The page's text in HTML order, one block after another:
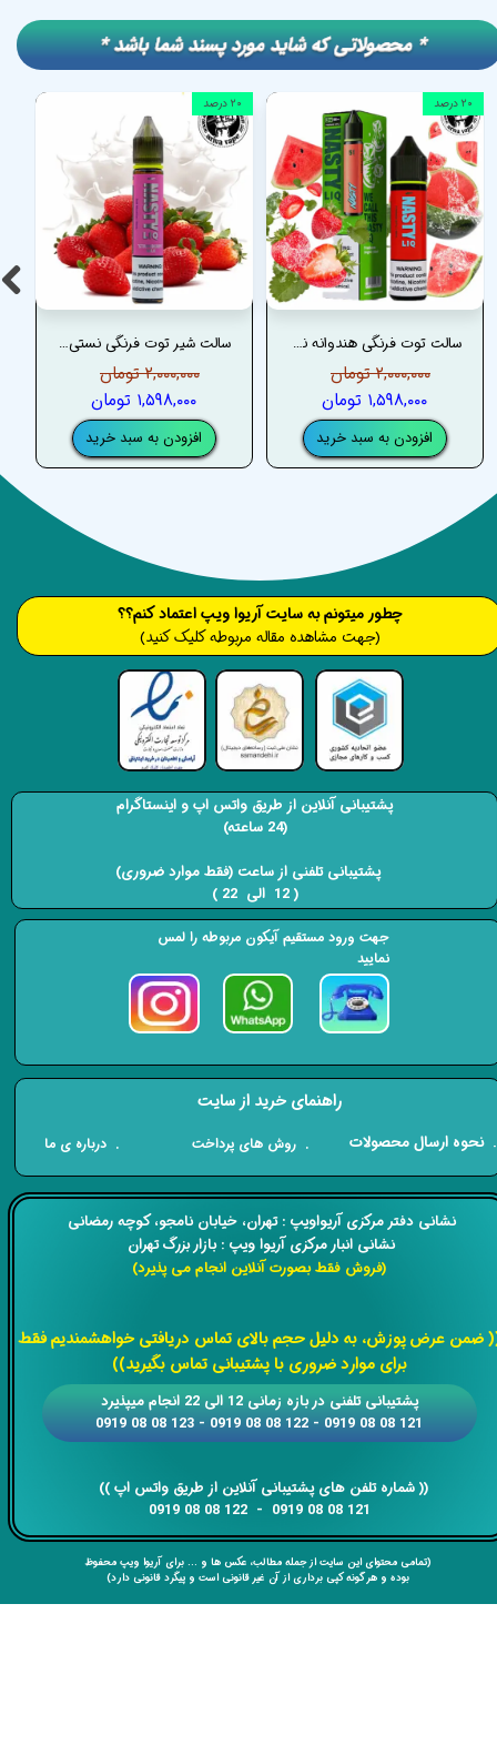
سالت شیر توت فرنگی نستی –NASTY STRAWBERRY MILK SALT
۲,۰۰۰,۰۰۰ تومان
۱,۵۹۸,۰۰۰ تومان
افزودن به سبد خرید
۲۰ درصد
سالت توت فرنگی هندوانه نستی –NASTY STRAWBERRY WATERMELON SALT
۲,۰۰۰,۰۰۰ تومان
۱,۵۹۸,۰۰۰ تومان
افزودن به سبد خرید
۲۰ درصد
​​* محصولاتی که شاید مورد پسند شما باشد *
​​نشانی دفتر مرکزی آریواویپ : تهران، خیابان نامجو،کوچه رمضانی
نشانی انبار مرکزی آریوا ویپ : بازار بزرگ تهران
(فروش فقط بصورت آنلاین انجام می پذیرد)
ضمن عرض پوزش، به دلیل حجم بالای تماس دریافتی خواهشمندیم فقط
برای موارد ضروری با پشتیبانی تماس بگیرید))
​​​​​​​​​​​​​​(( ​​​​​​​شماره تلفن های پشتیبانی آنلاین از طریق واتس اپ ))
​​​​​​​121 08 08 0919 - 122 08 08 0919
​​پشتیبانی تلفنی در بازه زمانی 12 الی 22 انجام میپذیرد
121 08 08 0919 - 122 08 08 0919 - 123 08 08 0919
(تمامی محتوای این سایت از جمله مطالب، عکس ها و ... برای آریوا ویپ محفوظ
بوده و هر گونه کپی برداری از آن غیر قانونی است و پیگرد قانونی دارد)
​​​چطور میتونم به سایت آریوا ویپ اعتماد کنم؟؟
(جهت مشاهده مقاله مربوطه کلیک کنید)
راهنمای خرید از سایت
​. نحوه ارسال محصولات . روش های پرداخت . درباره ی ما
پشتیبانی آنلاین از طریق واتس اپ و اینستاگرام
(24 ساعته)
​​​​​​​ پشتیبانی تلفنی از ساعت (فقط موارد ضروری)
( 12 الی 22 ) ​​​​​​​
جهت ورود مستقیم آیکون مربوطه را لمس
نمایید